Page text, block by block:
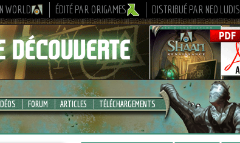
WORLD ÉDITÉ PAR ORIGAMES DISTRIBUÉ PAR NEO LUDIS
FORUM ARTICLES TÉLÉCHARGEMENTS